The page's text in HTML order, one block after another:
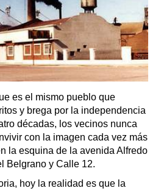
es el mismo pueblo que
y brega por la independencia
décadas, los vecinos nunca
con la imagen cada vez más
la esquina de la avenida Alfredo
Belgrano y Calle 12.
hoy la realidad es que la